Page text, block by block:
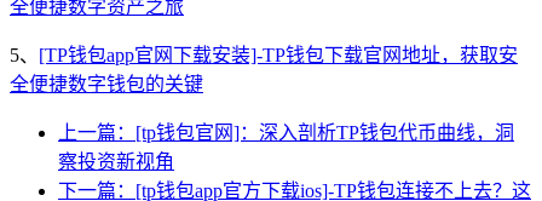
全便捷数字资产之旅
5、
[TP钱包app官网下载安装]-TP钱包下载官网地址，获取安
全便捷数字钱包的关键
上一篇：[tp钱包官网]：深入剖析TP钱包代币曲线，洞
察投资新视角
下一篇：[tp钱包app官方下载ios]-TP钱包连接不上去？这